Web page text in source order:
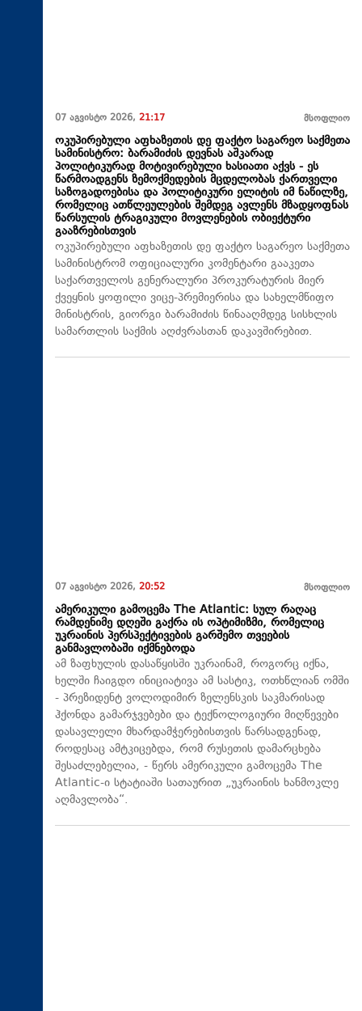
07 აგვისტო 2026, 21:17 მსოფლიო
ოკუპირებული აფხაზეთის დე ფაქტო საგარეო საქმეთა
სამინისტრო: ბარამიძის დევნას აშკარად
პოლიტიკურად მოტივირებული ხასიათი აქვს - ეს
წარმოადგენს ზემოქმედების მცდელობას ქართველი
საზოგადოებისა და პოლიტიკური ელიტის იმ ნაწილზე,
რომელიც ათწლეულების შემდეგ ავლენს მზადყოფნას
წარსულის ტრაგიკული მოვლენების ობიექტური
გააზრებისთვის
ოკუპირებული აფხაზეთის დე ფაქტო საგარეო საქმეთა
სამინისტრომ ოფიციალური კომენტარი გააკეთა
საქართველოს გენერალური პროკურატურის მიერ
ქვეყნის ყოფილი ვიცე-პრემიერისა და სახელმწიფო
მინისტრის, გიორგი ბარამიძის წინააღმდეგ სისხლის
სამართლის საქმის აღძვრასთან დაკავშირებით.
07 აგვისტო 2026, 20:52 მსოფლიო
ამერიკული გამოცემა The Atlantic: სულ რაღაც
რამდენიმე დღეში გაქრა ის ოპტიმიზმი, რომელიც
უკრაინის პერსპექტივების გარშემო თვეების
განმავლობაში იქმნებოდა
ამ ზაფხულის დასაწყისში უკრაინამ, როგორც იქნა,
ხელში ჩაიგდო ინიციატივა ამ სასტიკ, ოთხწლიან ომში
- პრეზიდენტ ვოლოდიმირ ზელენსკის საკმარისად
ჰქონდა გამარჯვებები და ტექნოლოგიური მიღწევები
დასავლელი მხარდამჭერებისთვის წარსადგენად,
როდესაც ამტკიცებდა, რომ რუსეთის დამარცხება
შესაძლებელია, - წერს ამერიკული გამოცემა The
Atlantic-ი სტატიაში სათაურით „უკრაინის ხანმოკლე
აღმავლობა“.